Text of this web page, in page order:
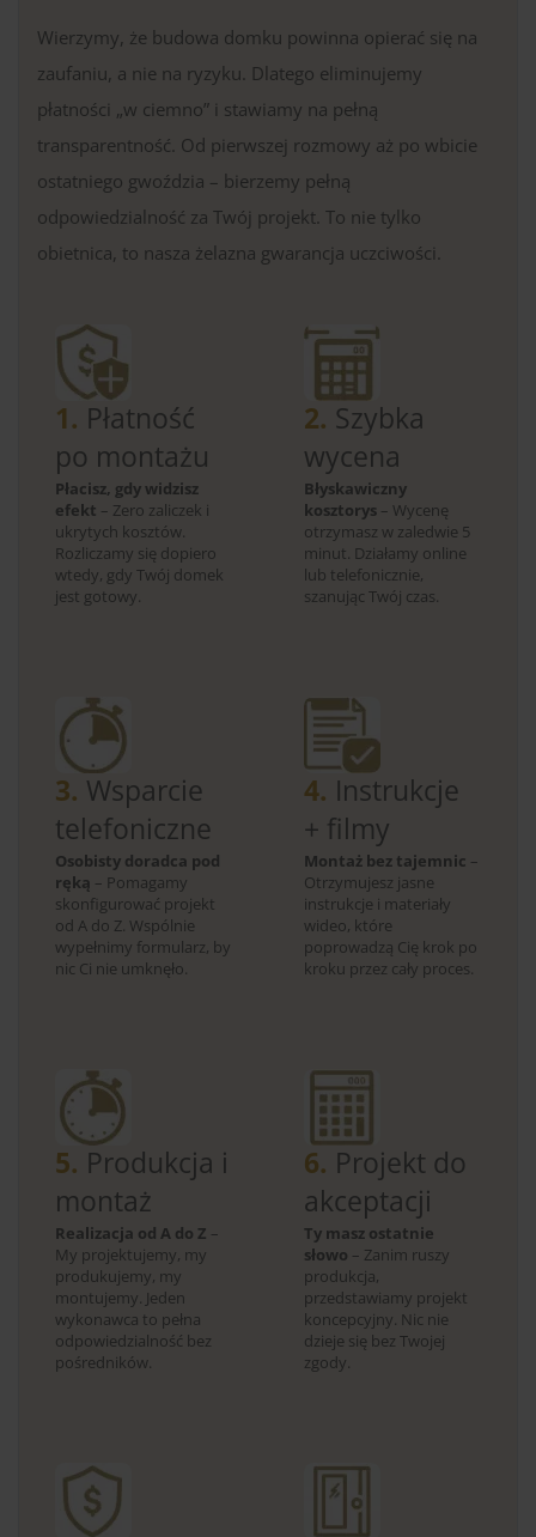
Wierzymy, że budowa domku powinna opierać się na
zaufaniu, a nie na ryzyku. Dlatego eliminujemy
płatności „w ciemno” i stawiamy na pełną
transparentność. Od pierwszej rozmowy aż po wbicie
ostatniego gwoździa – bierzemy pełną
odpowiedzialność za Twój projekt. To nie tylko
obietnica, to nasza żelazna gwarancja uczciwości.
1. Płatność
po montażu
Płacisz, gdy widzisz
efekt – Zero zaliczek i
ukrytych kosztów.
Rozliczamy się dopiero
wtedy, gdy Twój domek
jest gotowy.
2. Szybka
wycena
Błyskawiczny
kosztorys – Wycenę
otrzymasz w zaledwie 5
minut. Działamy online
lub telefonicznie,
szanując Twój czas.
3. Wsparcie
telefoniczne
Osobisty doradca pod
ręką – Pomagamy
skonfigurować projekt
od A do Z. Wspólnie
wypełnimy formularz, by
nic Ci nie umknęło.
4. Instrukcje
+ filmy
Montaż bez tajemnic –
Otrzymujesz jasne
instrukcje i materiały
wideo, które
poprowadzą Cię krok po
kroku przez cały proces.
5. Produkcja i
montaż
Realizacja od A do Z –
My projektujemy, my
produkujemy, my
montujemy. Jeden
wykonawca to pełna
odpowiedzialność bez
pośredników.
6. Projekt do
akceptacji
Ty masz ostatnie
słowo – Zanim ruszy
produkcja,
przedstawiamy projekt
koncepcyjny. Nic nie
dzieje się bez Twojej
zgody.